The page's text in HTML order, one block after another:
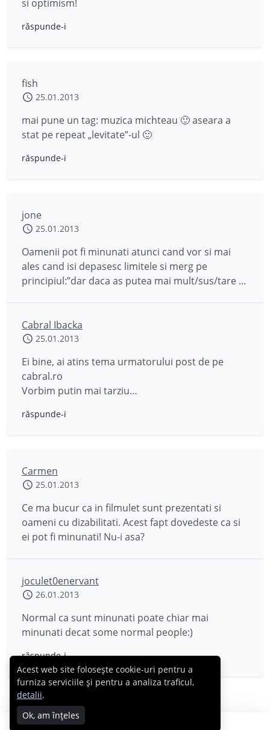
si optimism!
răspunde-i
fish
25.01.2013
mai pune un tag: muzica michteau 🙂 aseara a
stat pe repeat „levitate”-ul 🙂
răspunde-i
jone
25.01.2013
Oamenii pot fi minunati atunci cand vor si mai
ales cand isi depasesc limitele si merg pe
principiul:”dar daca as putea mai mult/sus/tare …
Cabral Ibacka
25.01.2013
Ei bine, ai atins tema urmatorului post de pe
cabral.ro
Vorbim putin mai tarziu…
răspunde-i
Carmen
25.01.2013
Ce ma bucur ca in filmulet sunt prezentati si
oameni cu dizabilitati. Acest fapt dovedeste ca si
ei pot fi minunati! Nu-i asa?
joculet0enervant
26.01.2013
Normal ca sunt minunati poate chiar mai
minunati decat some normal people:)
răspunde-i
Copyright © 2007 - 2026 Cabral.ro
Acest web site folosește cookie-uri pentru a
furniza serviciile și pentru a analiza traficul,
detalii.
Ok, am înțeles